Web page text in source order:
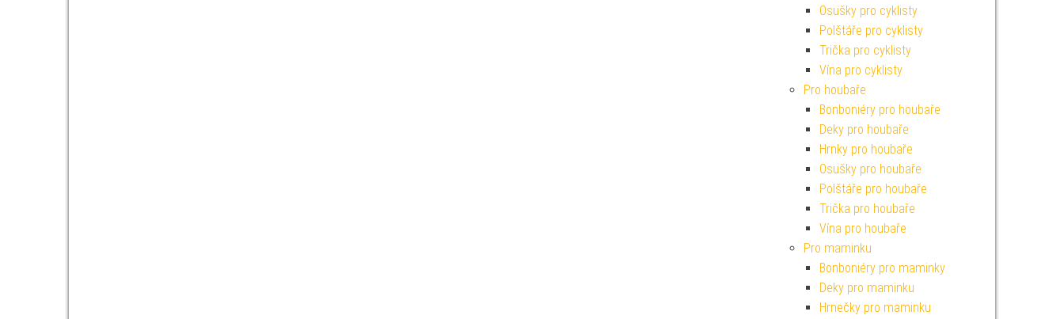
Osušky pro cyklisty
Polštáře pro cyklisty
Trička pro cyklisty
Vína pro cyklisty
Pro houbaře
Bonboniéry pro houbaře
Deky pro houbaře
Hrnky pro houbaře
Osušky pro houbaře
Polštáře pro houbaře
Trička pro houbaře
Vína pro houbaře
Pro maminku
Bonboniéry pro maminky
Deky pro maminku
Hrnečky pro maminku